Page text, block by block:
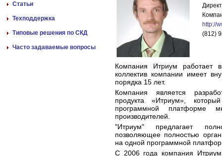
Статьи
Техподдержка
Типовые решения по СКД
Часто задаваемые вопросы
http://
(812)
Компания Итриум работает
коллектив компании имеет
порядка 15 лет.
Компания является
продукта «Итриум»,
программной платформе
производителей.
"Итриум" предлагает
позволяющее полностью
на одной программной
С 2006 года компания